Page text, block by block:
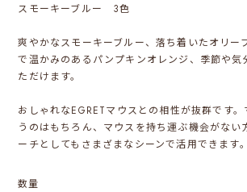
スモーキーブルー 3色
爽やかなスモーキーブルー、落ち着いたオリー
で温かみのあるパンプキンオレンジ、季節や気
ただけます。
おしゃれなEGRETマウスとの相性が抜群です
うのはもちろん、マウスを持ち運ぶ機会がない
ーチとしてもさまざまなシーンで活用できます。
数量